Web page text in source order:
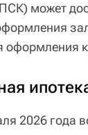
может
оформления
2026 года